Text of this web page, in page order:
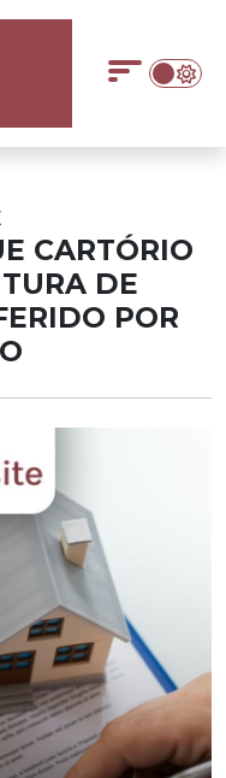
CARTÓRIO
DE
POR